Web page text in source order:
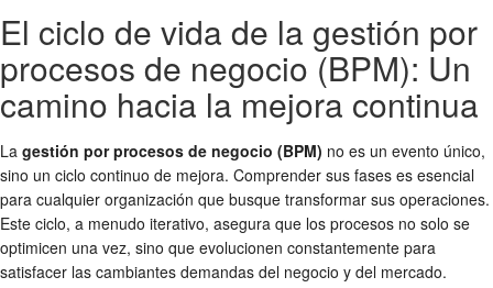
El ciclo de vida de la gestión por
procesos de negocio (BPM): Un
camino hacia la mejora continua
La gestión por procesos de negocio (BPM) no es un evento único,
sino un ciclo continuo de mejora. Comprender sus fases es esencial
para cualquier organización que busque transformar sus operaciones.
Este ciclo, a menudo iterativo, asegura que los procesos no solo se
optimicen una vez, sino que evolucionen constantemente para
satisfacer las cambiantes demandas del negocio y del mercado.